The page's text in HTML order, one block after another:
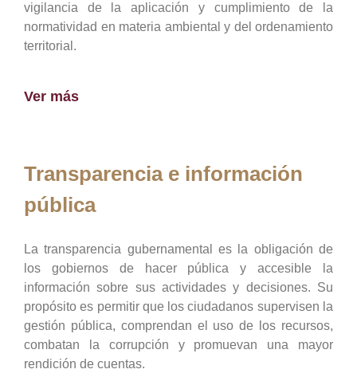
vigilancia de la aplicación y cumplimiento de la
normatividad en materia ambiental y del ordenamiento
territorial.
Ver más
Transparencia e información
pública
La transparencia gubernamental es la obligación de
los gobiernos de hacer pública y accesible la
información sobre sus actividades y decisiones. Su
propósito es permitir que los ciudadanos supervisen la
gestión pública, comprendan el uso de los recursos,
combatan la corrupción y promuevan una mayor
rendición de cuentas.